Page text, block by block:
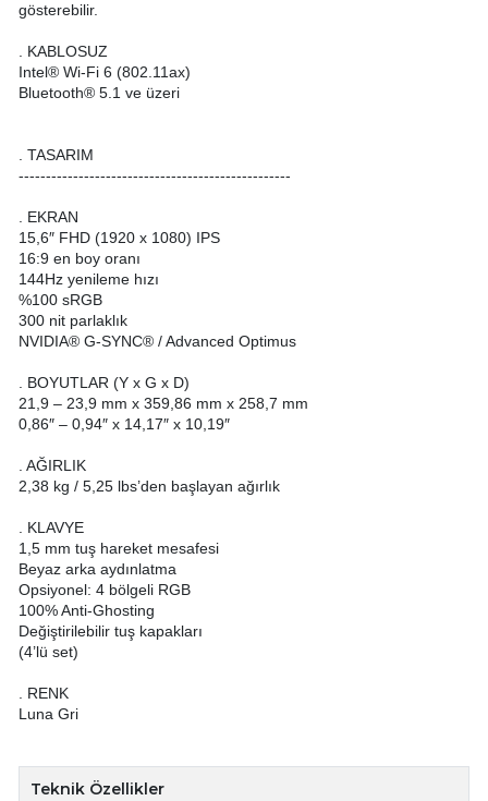
gösterebilir.
. KABLOSUZ
Intel® Wi-Fi 6 (802.11ax)
Bluetooth® 5.1 ve üzeri
. TASARIM
--------------------------------------------------
. EKRAN
15,6″ FHD (1920 x 1080) IPS
16:9 en boy oranı
144Hz yenileme hızı
%100 sRGB
300 nit parlaklık
NVIDIA® G-SYNC® / Advanced Optimus
. BOYUTLAR (Y x G x D)
21,9 – 23,9 mm x 359,86 mm x 258,7 mm
0,86″ – 0,94″ x 14,17″ x 10,19″
. AĞIRLIK
2,38 kg / 5,25 lbs’den başlayan ağırlık
. KLAVYE
1,5 mm tuş hareket mesafesi
Beyaz arka aydınlatma
Opsiyonel: 4 bölgeli RGB
100% Anti-Ghosting
Değiştirilebilir tuş kapakları
(4’lü set)
. RENK
Luna Gri
Teknik Özellikler